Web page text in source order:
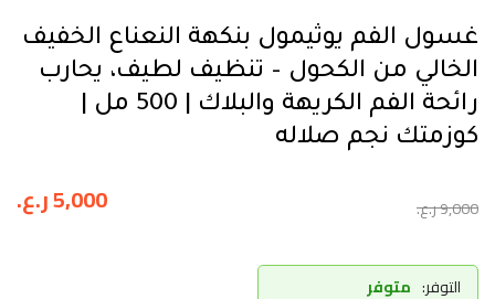
غسول الفم يوثيمول بنكهة النعناع الخفيف
الخالي من الكحول – تنظيف لطيف، يحارب
رائحة الفم الكريهة والبلاك | 500 مل |
كوزمتك نجم صلاله
9,000ر.ع. 5,000ر.ع.
التوفر: متوفر